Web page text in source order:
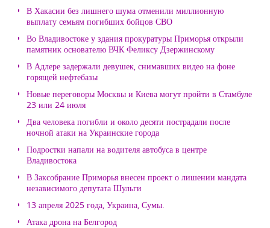
В Хакасии без лишнего шума отменили миллионную
выплату семьям погибших бойцов СВО
Во Владивостоке у здания прокуратуры Приморья открыли
памятник основателю ВЧК Феликсу Дзержинскому
В Адлере задержали девушек, снимавших видео на фоне
горящей нефтебазы
Новые переговоры Москвы и Киева могут пройти в Стамбуле
23 или 24 июля
Два человека погибли и около десяти пострадали после
ночной атаки на Украинские города
Подростки напали на водителя автобуса в центре
Владивостока
В Заксобрание Приморья внесен проект о лишении мандата
независимого депутата Шульги
13 апреля 2025 года, Украина, Сумы.
Атака дрона на Белгород